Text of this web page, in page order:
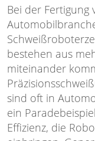
Bei der Fertigung
bestehen aus
miteinander
sind oft in
ein
Effizienz, die